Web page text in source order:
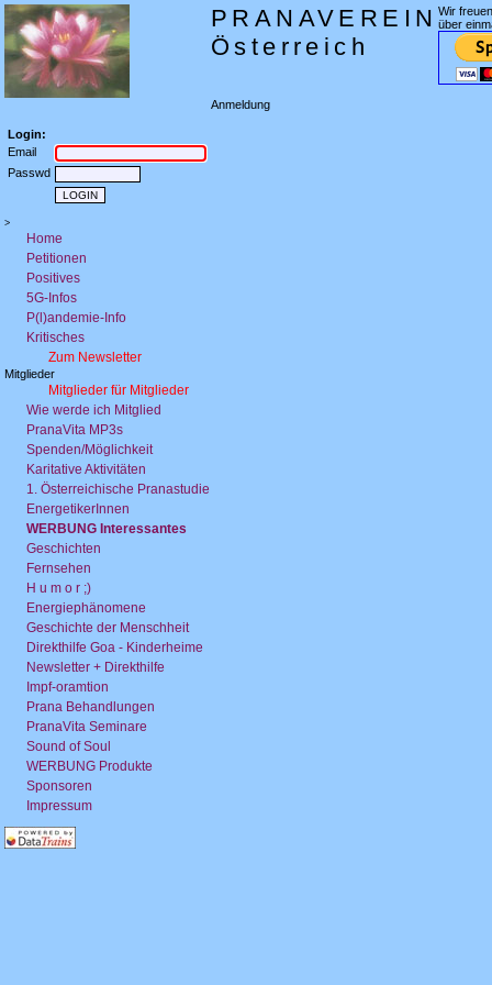
PRANAVEREIN
Österreich
Wir
über
Login:
Email
Passwd
>
Home
Petitionen
Positives
5G-Infos
P(l)andemie-Info
Kritisches
Zum Newsletter
Mitglieder
Mitglieder für Mitglieder
Wie werde ich Mitglied
PranaVita MP3s
Spenden/Möglichkeit
Karitative Aktivitäten
1. Österreichische Pranastudie
EnergetikerInnen
WERBUNG Interessantes
Geschichten
Fernsehen
H u m o r ;)
Energiephänomene
Geschichte der Menschheit
Direkthilfe Goa - Kinderheime
Newsletter + Direkthilfe
Impf-oramtion
Prana Behandlungen
PranaVita Seminare
Sound of Soul
WERBUNG Produkte
Sponsoren
Impressum
Anmeldung